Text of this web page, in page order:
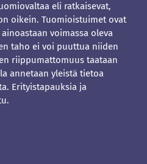
eli ratkaisevat,
oikein. Tuomioistuimet ovat
voimassa oleva
taho ei voi puuttua niiden
riippumattomuus taataan
annetaan yleistä tietoa
Erityistapauksia ja